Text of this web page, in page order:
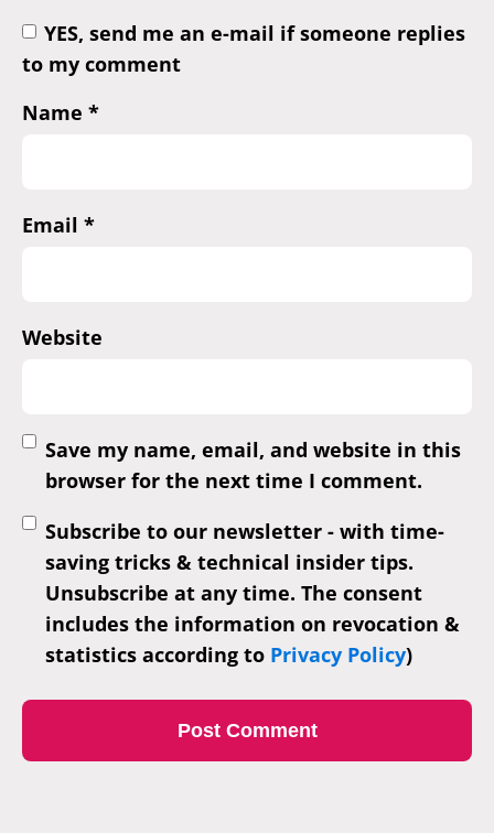
YES, send me an e-mail if someone replies
to my comment
Name *
Email *
Website
Save my name, email, and website in this
browser for the next time I comment.
Subscribe to our newsletter - with time-
saving tricks & technical insider tips.
Unsubscribe at any time. The consent
includes the information on revocation &
statistics according to Privacy Policy)